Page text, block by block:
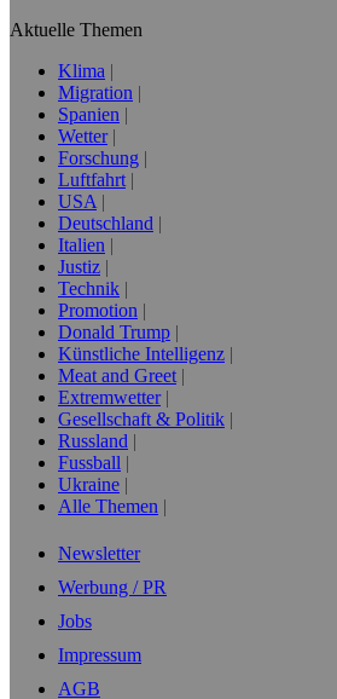
Aktuelle Themen
Klima
Migration
Spanien
Wetter
Forschung
Luftfahrt
USA
Deutschland
Italien
Justiz
Technik
Promotion
Donald Trump
Künstliche Intelligenz
Meat and Greet
Extremwetter
Gesellschaft & Politik
Russland
Fussball
Ukraine
Alle Themen
Newsletter
Werbung / PR
Jobs
Impressum
AGB